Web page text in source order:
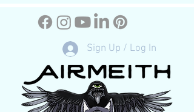
Sign Up / Log In